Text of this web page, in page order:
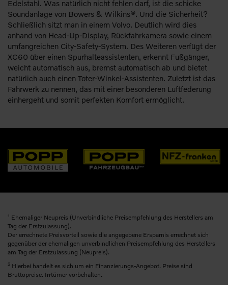
Edelstahl. Was natürlich nicht fehlen darf, ist die schicke
Soundanlage von Bowers & Wilkins®. Und die Sicherheit?
Schließlich sitzt man in einem Volvo. Deutlich wird dies
anhand von Head-Up-Display, Rückfahrkamera sowie einem
umfangreichen City-Safety-System. Des Weiteren verfügt der
XC60 über einen Spurhalteassistenten, erkennt Fußgänger,
weicht automatisch aus, bremst automatisch ab und bietet
natürlich auch einen Toter-Winkel-Assistenten. Zuletzt ist das
Fahrwerk zu nennen, das mit einer besonderen Luftfederung
einhergeht und somit perfekten Komfort ermöglicht.
1 Ehemaliger Neupreis (Unverbindliche Preisempfehlung des Herstellers am
Tag der Erstzulassung).
Der errechnete Preisvorteil sowie die angegebene Ersparnis errechnet sich
gegenüber der ehemaligen unverbindlichen Preisempfehlung des Herstellers
am Tag der Erstzulassung (Neupreis).
2 Hierbei handelt es sich um ein Finanzierungs-Angebot. Preise sind
Bruttopreise. Irrtümer vorbehalten.